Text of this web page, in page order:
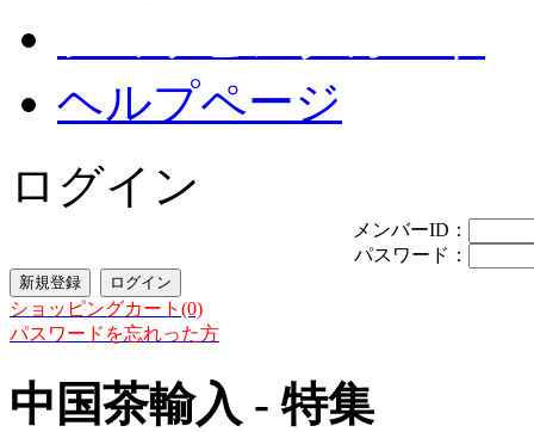
ヘルプページ
ログイン
メンバーID：
パスワード：
ショッピングカート(0)
パスワードを忘れった方
中国茶輸入 - 特集